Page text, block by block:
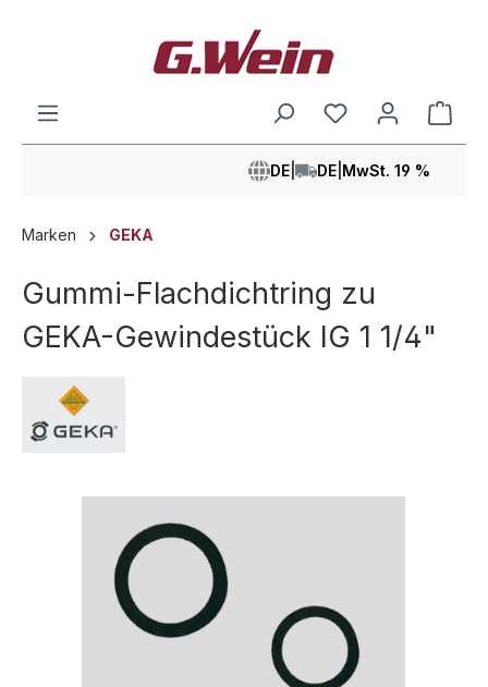
DE DE MwSt. 19 %
Marken GEKA
Gummi-Flachdichtring zu
GEKA-Gewindestück IG 1 1/4"